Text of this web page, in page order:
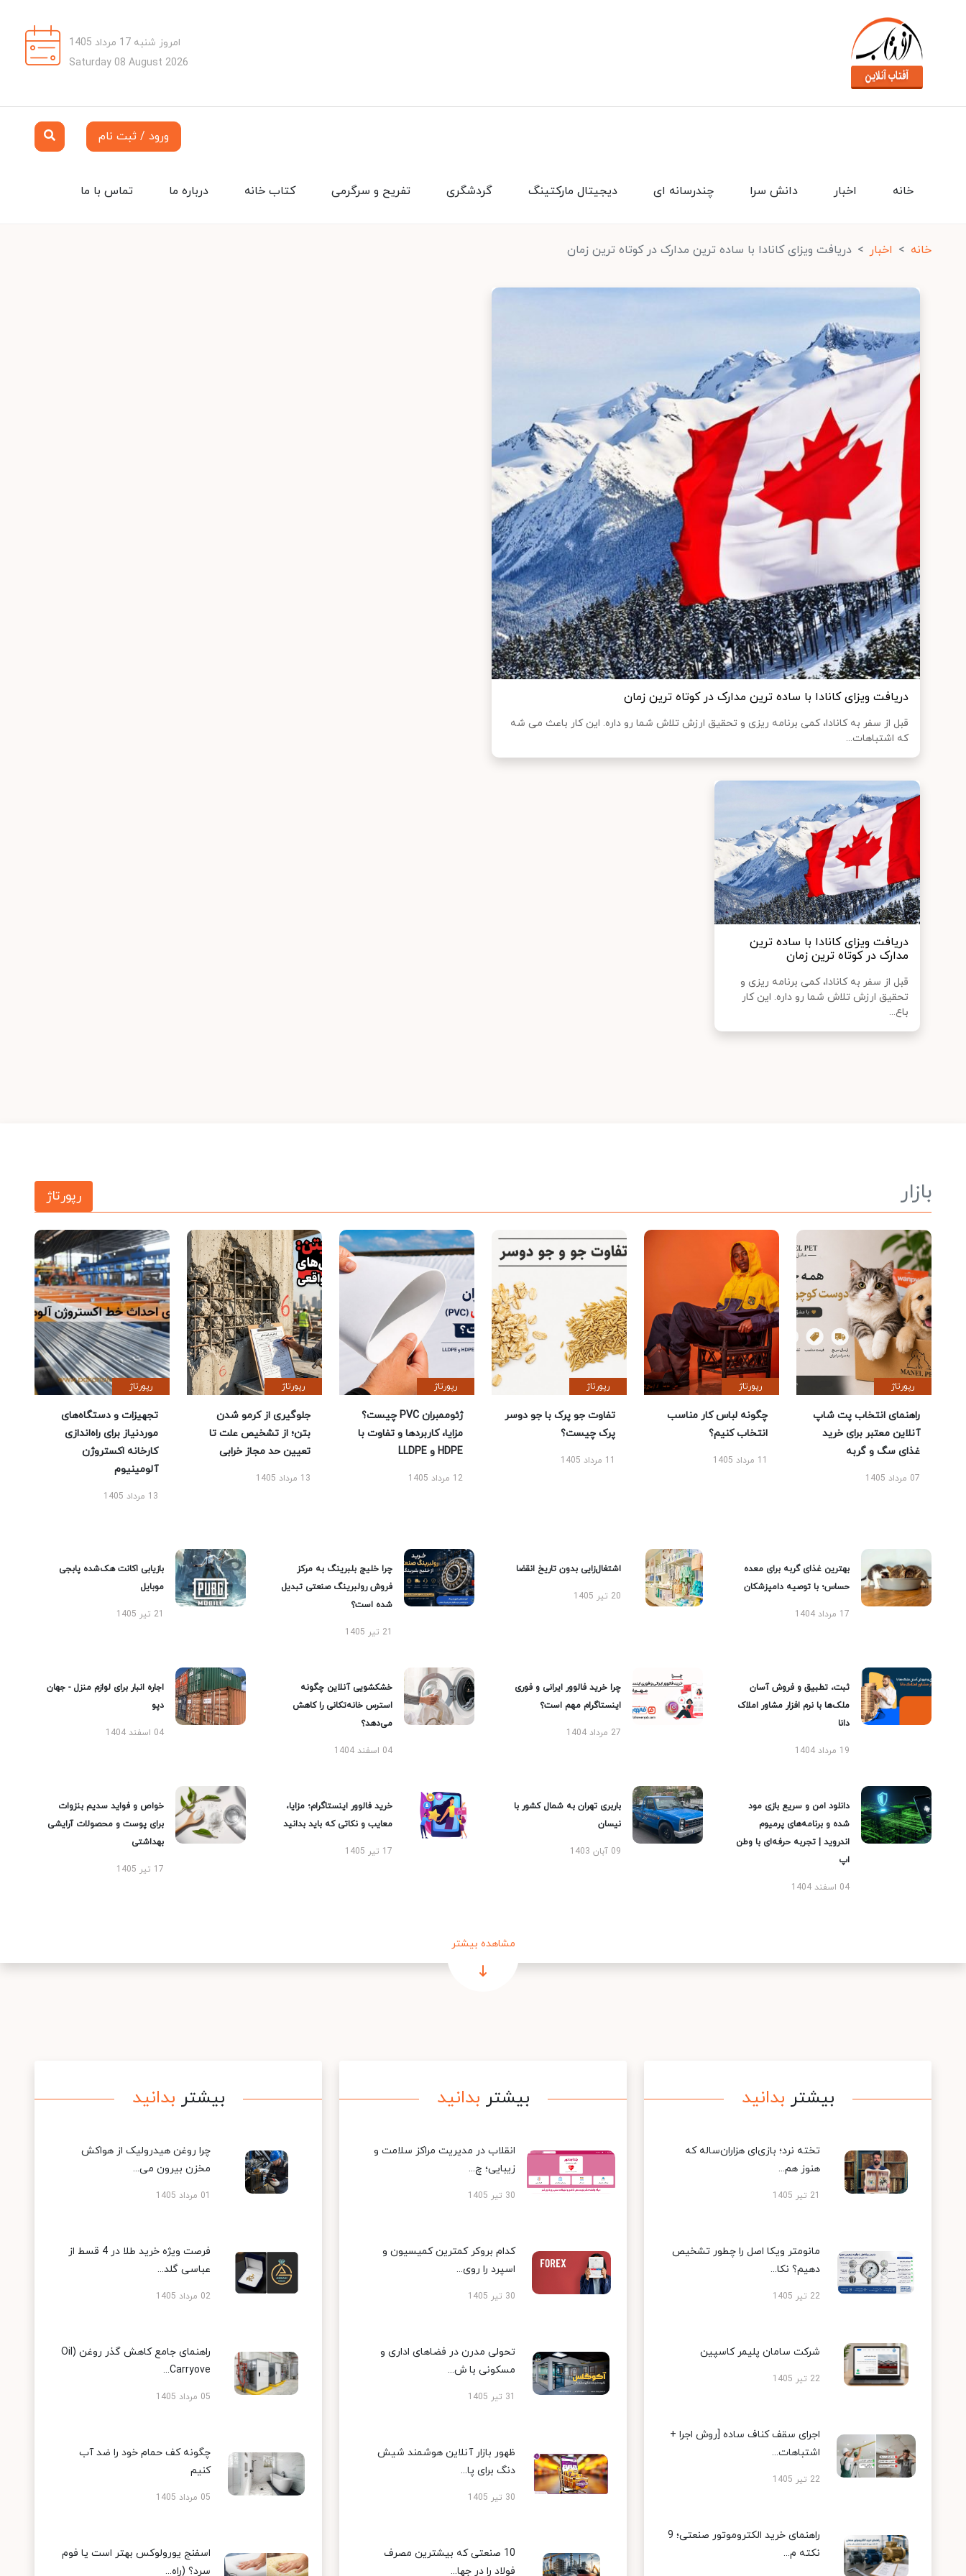
امروز شنبه 17 مرداد 1405
Saturday 08 August 2026
ورود / ثبت نام
تماس با ما درباره ما کتاب خانه تفریح و سرگرمی گردشگری دیجیتال مارکتینگ چندرسانه ای دانش سرا اخبار خانه
خانه اخبار دریافت ویزای کانادا با ساده ترین مدارک در کوتاه ترین زمان
دریافت ویزای کانادا با ساده ترین مدارک در کوتاه ترین زمان
قبل از سفر به کانادا، کمی برنامه ریزی و تحقیق ارزش تلاش شما رو داره. این کار باعث می شه
که اشتباهات...
دریافت ویزای کانادا با ساده ترین
مدارک در کوتاه ترین زمان
قبل از سفر به کانادا، کمی برنامه ریزی و
تحقیق ارزش تلاش شما رو داره. این کار
باع...
بازار رپورتاژ
رپورتاژ
راهنمای انتخاب پت شاپ
آنلاین معتبر برای خرید
غذای سگ و گربه
07 مرداد 1405
رپورتاژ
چگونه لباس کار مناسب
انتخاب کنیم؟
11 مرداد 1405
رپورتاژ
تفاوت جو پرک با جو دوسر
پرک چیست؟
11 مرداد 1405
رپورتاژ
ژئوممبران PVC چیست؟
مزایا، کاربردها و تفاوت با
HDPE و LLDPE
12 مرداد 1405
رپورتاژ
جلوگیری از کرمو شدن
بتن؛ از تشخیص علت تا
تعیین حد مجاز خرابی
13 مرداد 1405
رپورتاژ
تجهیزات و دستگاه‌های
موردنیاز برای راه‌اندازی
کارخانه اکستروژن
آلومینیوم
13 مرداد 1405
بهترین غذای گربه برای معده
حساس؛ با توصیه دامپزشکان
17 مرداد 1404
اشتغال‌زایی بدون تاریخ انقضا
20 تیر 1405
چرا خلیج بلبرینگ به مرکز
فروش رولبرینگ صنعتی تبدیل
شده است؟
21 تیر 1405
بازیابی اکانت هک‌شده پابجی
موبایل
21 تیر 1405
ثبت، تطبیق و فروش آسان
ملک‌ها با نرم افزار مشاور املاک
دانا
19 مرداد 1404
چرا خرید فالوور ایرانی و فوری
اینستاگرام مهم است؟
27 مرداد 1404
خشکشویی آنلاین چگونه
استرس خانه‌تکانی را کاهش
می‌دهد؟
04 اسفند 1404
اجاره انبار برای لوازم منزل - جهان
دپو
04 اسفند 1404
دانلود امن و سریع بازی مود
شده و برنامه‌های پرمیوم
اندروید | تجربه حرفه‌ای با وطن
اپ
04 اسفند 1404
باربری تهران به شمال کشور با
نیسان
09 آبان 1403
خرید فالوور اینستاگرام؛ مزایا،
معایب و نکاتی که باید بدانید
17 تیر 1405
خواص و فواید سدیم بنزوات
برای پوست و محصولات آرایشی
بهداشتی
17 تیر 1405
مشاهده بیشتر
بیشتر بدانید
تخته نرد؛ بازی‌ای هزاران‌ساله که
هنوز هم...
21 تیر 1405
مانومتر ویکا اصل را چطور تشخیص
دهیم؟ نکا...
22 تیر 1405
شرکت سامان پلیمر کاسپین
22 تیر 1405
اجرای سقف کناف ساده [روش اجرا +
اشتباهات...
22 تیر 1405
راهنمای خرید الکتروموتور صنعتی؛ 9
نکته م...
بیشتر بدانید
انقلاب در مدیریت مراکز سلامت و
زیبایی؛ چ...
30 تیر 1405
کدام بروکر کمترین کمیسیون و
اسپرد را روی...
30 تیر 1405
تحولی مدرن در فضاهای اداری و
مسکونی با ش...
31 تیر 1405
ظهور بازار آنلاین هوشمند شیش
دنگ برای پا...
30 تیر 1405
10 صنعتی که بیشترین مصرف
فولاد را در جها...
بیشتر بدانید
چرا روغن هیدرولیک از هواکش
مخزن بیرون می...
01 مرداد 1405
فرصت ویژه خرید طلا در 4 قسط از
عباسی گلد...
02 مرداد 1405
راهنمای جامع کاهش گذر روغن (Oil
Carryove...
05 مرداد 1405
چگونه کف حمام خود را ضد آب
کنیم
05 مرداد 1405
اسفنج یورولوکس بهتر است یا فوم
سرد؟ (راه...